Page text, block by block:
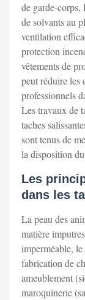
de garde-corps,
de solvants au
ventilation
protection
vêtements de
peut réduire les
professionnels
Les travaux de
taches
sont tenus de
la disposition
Les
dans les
La peau des
matière
imperméable,
fabrication de
ameublement
maroquinerie